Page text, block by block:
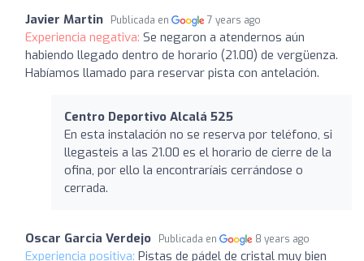
Javier Martin Publicada en 7 years ago
Experiencia negativa: Se negaron a atendernos aún
habiendo llegado dentro de horario (21.00) de vergüenza.
Habíamos llamado para reservar pista con antelación.
Centro Deportivo Alcalá 525
En esta instalación no se reserva por teléfono, si
llegasteis a las 21.00 es el horario de cierre de la
ofina, por ello la encontraríais cerrándose o
cerrada.
Oscar Garcia Verdejo Publicada en 8 years ago
Experiencia positiva: Pistas de pádel de cristal muy bien